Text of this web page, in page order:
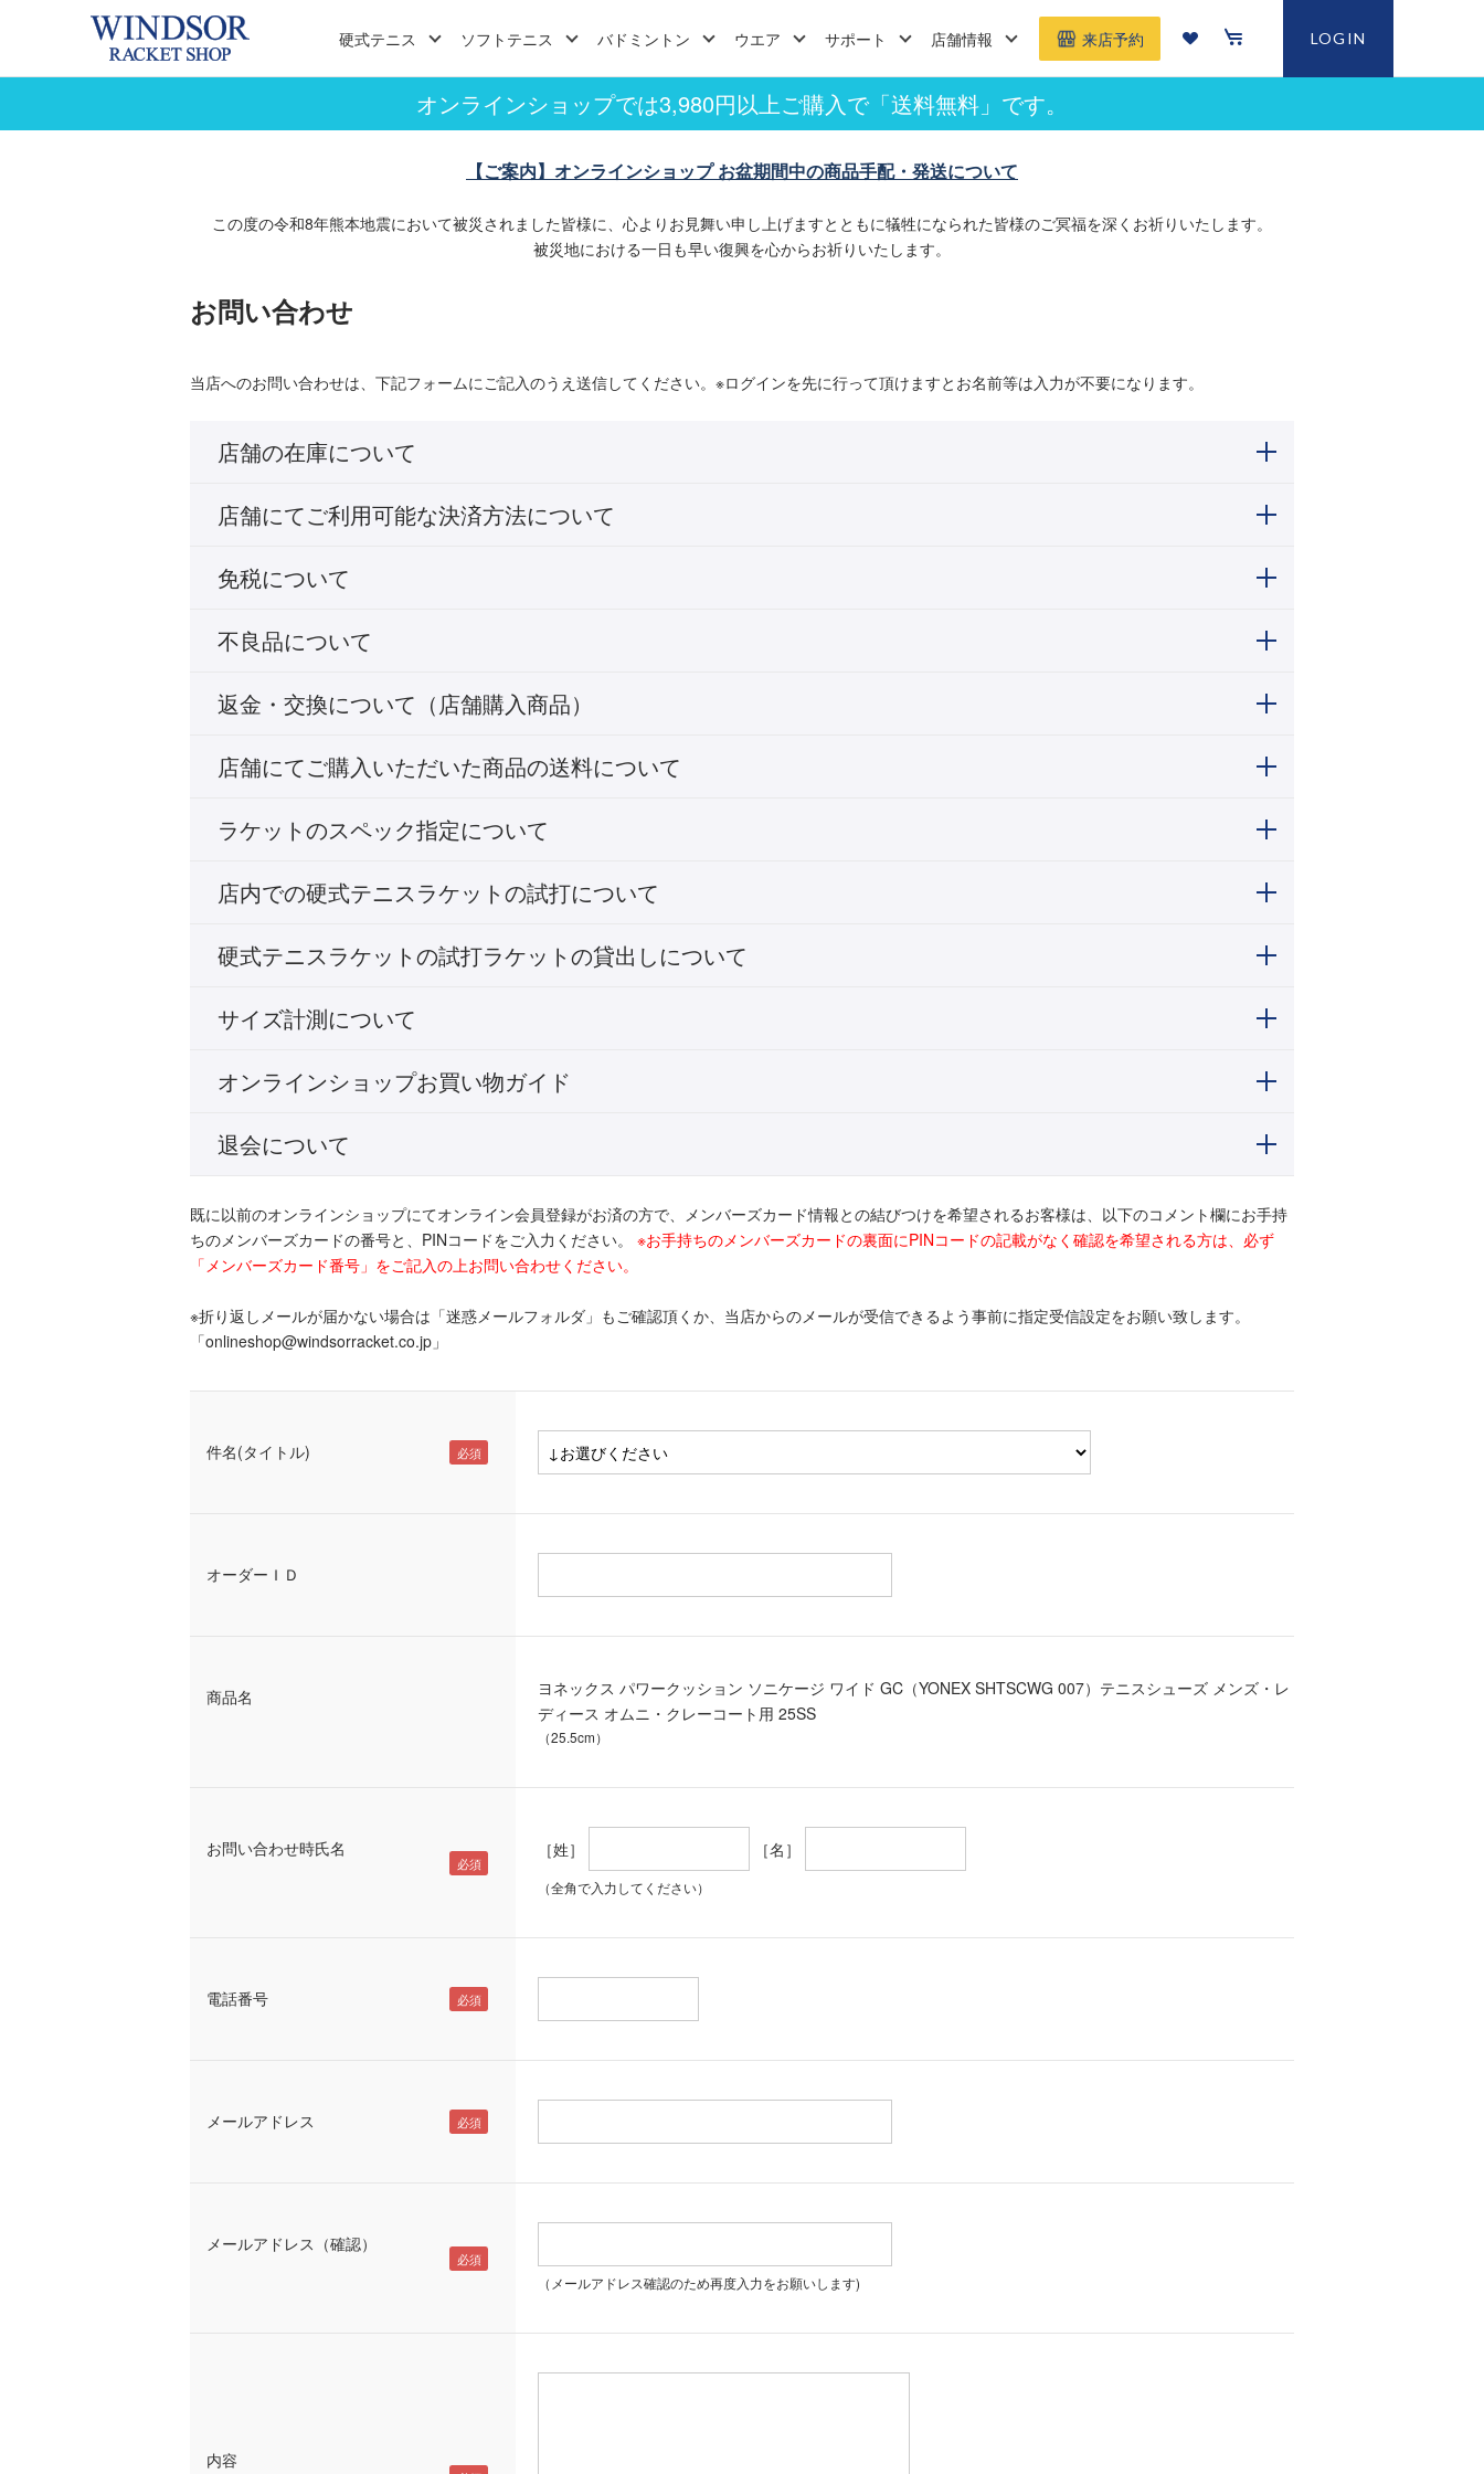
硬式テニス ソフトテニス バドミントン ウエア サポート 店舗情報 来店予約 LOGIN
オンラインショップでは3,980円以上ご購入で「送料無料」です。
【ご案内】オンラインショップ お盆期間中の商品手配・発送について
この度の令和8年熊本地震において被災されました皆様に、心よりお見舞い申し上げますとともに犠牲になられた皆様のご冥福を深くお祈りいたします。
被災地における一日も早い復興を心からお祈りいたします。
お問い合わせ
当店へのお問い合わせは、下記フォームにご記入のうえ送信してください。※ログインを先に行って頂けますとお名前等は入力が不要になります。
店舗の在庫について
店舗にてご利用可能な決済方法について
免税について
不良品について
返金・交換について（店舗購入商品）
店舗にてご購入いただいた商品の送料について
ラケットのスペック指定について
店内での硬式テニスラケットの試打について
硬式テニスラケットの試打ラケットの貸出しについて
サイズ計測について
オンラインショップお買い物ガイド
退会について
既に以前のオンラインショップにてオンライン会員登録がお済の方で、メンバーズカード情報との結びつけを希望されるお客様は、以下のコメント欄にお手持
ちのメンバーズカードの番号と、PINコードをご入力ください。 ※お手持ちのメンバーズカードの裏面にPINコードの記載がなく確認を希望される方は、必ず
「メンバーズカード番号」をご記入の上お問い合わせください。
※折り返しメールが届かない場合は「迷惑メールフォルダ」もご確認頂くか、当店からのメールが受信できるよう事前に指定受信設定をお願い致します。
「onlineshop@windsorracket.co.jp」
件名(タイトル)
オーダーＩＤ
商品名
ヨネックス パワークッション ソニケージ ワイド GC（YONEX SHTSCWG 007）テニスシューズ メンズ・レ
ディース オムニ・クレーコート用 25SS
（25.5cm）
お問い合わせ時氏名 ［姓］ ［名］
（全角で入力してください）
電話番号
メールアドレス
メールアドレス（確認）
（メールアドレス確認のため再度入力をお願いします)
内容